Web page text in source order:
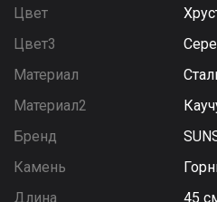
Цвет
Цвет3
Материал
Материал2
Бренд
Камень
Длина
45